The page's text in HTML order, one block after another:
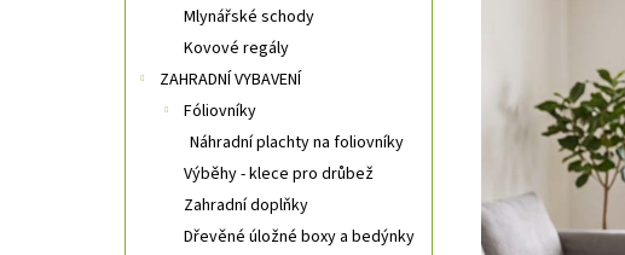
Mlynářské schody
Kovové regály
ZAHRADNÍ VYBAVENÍ
Fóliovníky
Náhradní plachty na foliovníky
Výběhy - klece pro drůbež
Zahradní doplňky
Dřevěné úložné boxy a bedýnky